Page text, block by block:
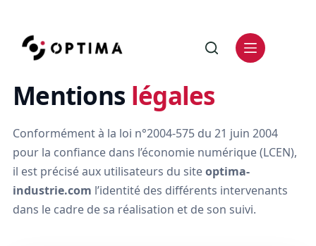
Mentions légales
Conformément à la loi n°2004-575 du 21 juin 2004
pour la confiance dans l’économie numérique (LCEN),
il est précisé aux utilisateurs du siteoptima-
industrie.com l’identité des différents intervenants
dans le cadre de sa réalisation et de son suivi.